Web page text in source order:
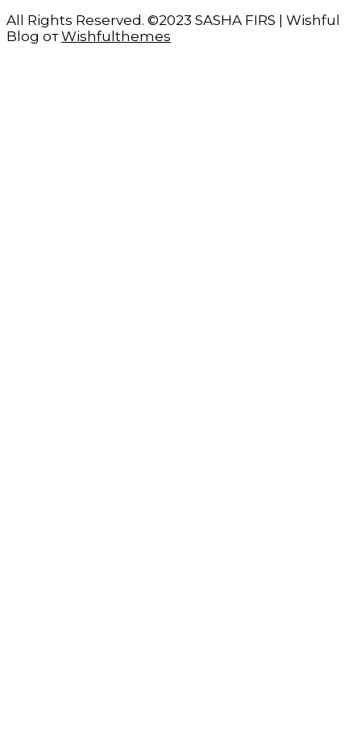
All Rights Reserved. ©2023 SASHA FIRS | Wishful
Blog отWishfulthemes